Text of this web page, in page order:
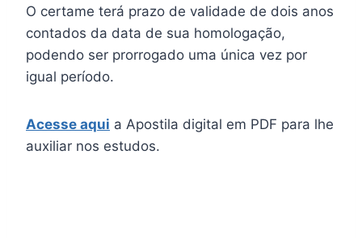
O certame terá prazo de validade de dois anos
contados da data de sua homologação,
podendo ser prorrogado uma única vez por
igual período.
Acesse aqui a Apostila digital em PDF para lhe
auxiliar nos estudos.